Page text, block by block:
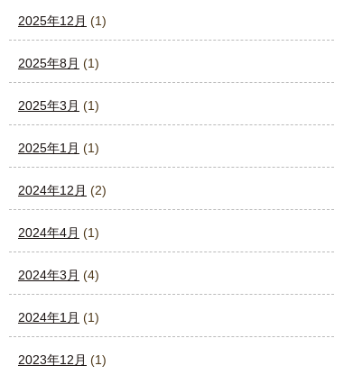
2025年12月 (1)
2025年8月 (1)
2025年3月 (1)
2025年1月 (1)
2024年12月 (2)
2024年4月 (1)
2024年3月 (4)
2024年1月 (1)
2023年12月 (1)